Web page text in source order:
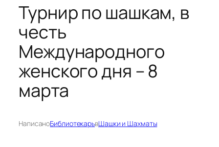
Турнир по шашкам, в
честь
Международного
женского дня – 8
марта
НаписаноБиблиотекарьвШашки и Шахматы